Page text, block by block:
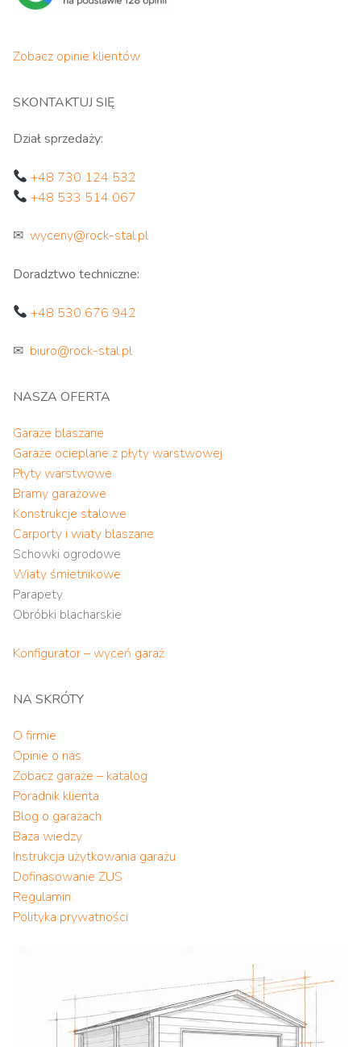
Zobacz opinie klientów
SKONTAKTUJ SIĘ
Dział sprzedaży:
+48 730 124 532
+48 533 514 067
✉ wyceny@rock-stal.pl
Doradztwo techniczne:
+48 530 676 942
✉ biuro@rock-stal.pl
NASZA OFERTA
Garaże blaszane
Garaże ocieplane z płyty warstwowej
Płyty warstwowe
Bramy garażowe
Konstrukcje stalowe
Carporty i wiaty blaszane
Schowki ogrodowe
Wiaty śmietnikowe
Parapety
Obróbki blacharskie
Konfigurator – wyceń garaż
NA SKRÓTY
O firmie
Opinie o nas
Zobacz garaże – katalog
Poradnik klienta
Blog o garażach
Baza wiedzy
Instrukcja użytkowania garażu
Dofinasowanie ZUS
Regulamin
Polityka prywatności